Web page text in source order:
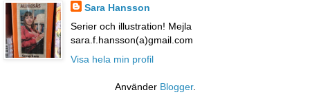
Sara Hansson
Serier och illustration! Mejla
sara.f.hansson(a)gmail.com
Visa hela min profil
Använder Blogger.